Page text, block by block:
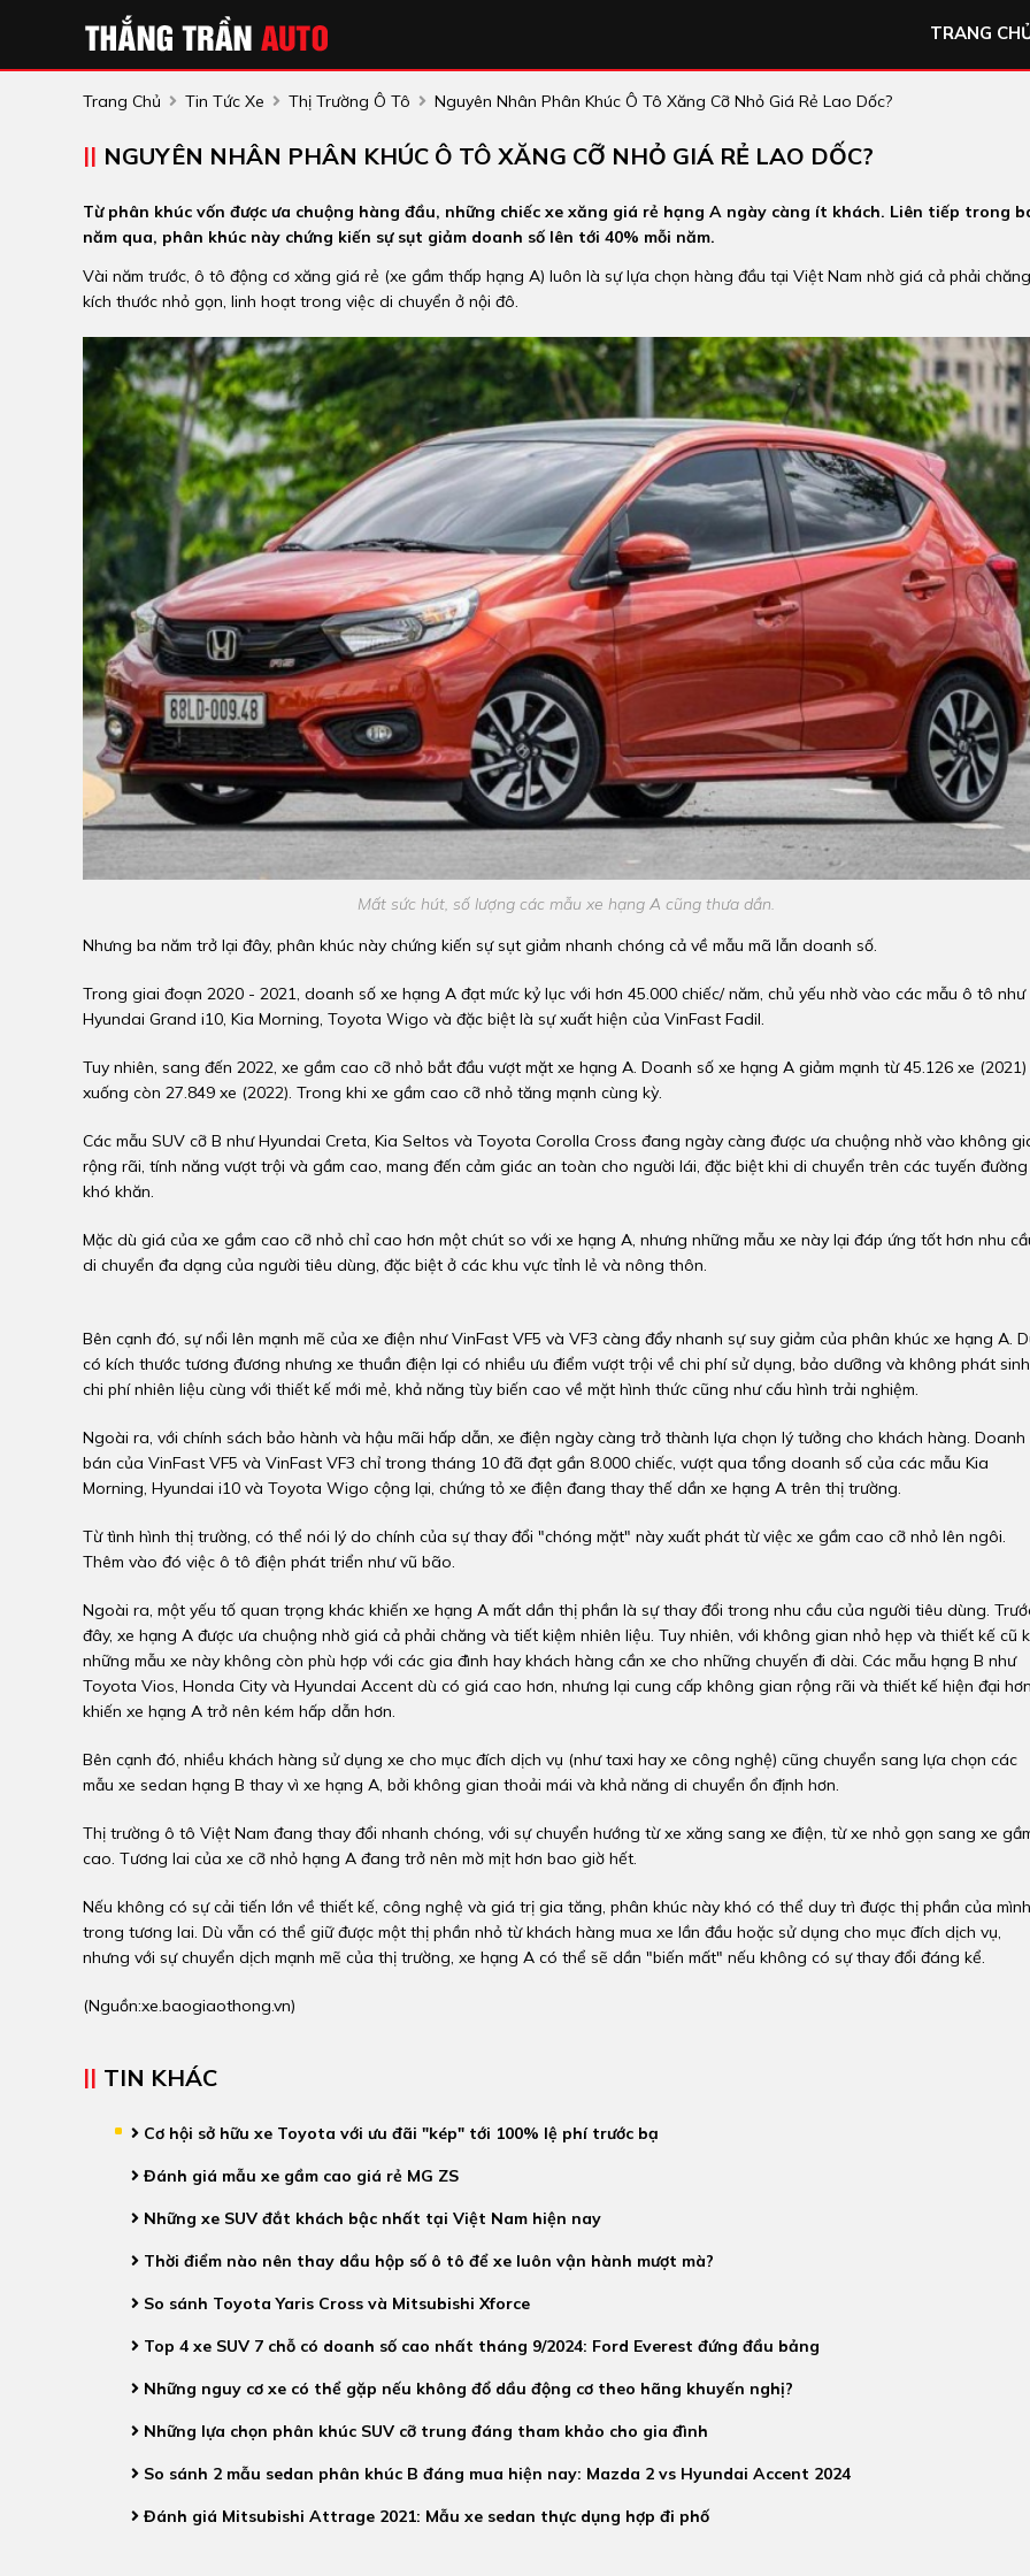
TRANG
Trang Chủ Tin Tức Xe Thị Trường Ô Tô Nguyên Nhân Phân Khúc Ô Tô Xăng Cỡ Nhỏ Giá Rẻ Lao Dốc?
NGUYÊN NHÂN PHÂN KHÚC Ô TÔ XĂNG CỠ NHỎ GIÁ RẺ LAO DỐC?
Từ phân khúc vốn được ưa chuộng hàng đầu, những chiếc xe xăng giá rẻ hạng A ngày càng ít khách. Liên tiếp trong
năm qua, phân khúc này chứng kiến sự sụt giảm doanh số lên tới 40% mỗi năm.
Vài năm trước, ô tô động cơ xăng giá rẻ (xe gầm thấp hạng A) luôn là sự lựa chọn hàng đầu tại Việt Nam nhờ giá cả phải
kích thước nhỏ gọn, linh hoạt trong việc di chuyển ở nội đô.
Mất sức hút, số lượng các mẫu xe hạng A cũng thưa dần.
Nhưng ba năm trở lại đây, phân khúc này chứng kiến sự sụt giảm nhanh chóng cả về mẫu mã lẫn doanh số.
Trong giai đoạn 2020 - 2021, doanh số xe hạng A đạt mức kỷ lục với hơn 45.000 chiếc/ năm, chủ yếu nhờ vào các mẫu ô tô như
Hyundai Grand i10, Kia Morning, Toyota Wigo và đặc biệt là sự xuất hiện của VinFast Fadil.
Tuy nhiên, sang đến 2022, xe gầm cao cỡ nhỏ bắt đầu vượt mặt xe hạng A. Doanh số xe hạng A giảm mạnh từ 45.126 xe (2021)
xuống còn 27.849 xe (2022). Trong khi xe gầm cao cỡ nhỏ tăng mạnh cùng kỳ.
Các mẫu SUV cỡ B như Hyundai Creta, Kia Seltos và Toyota Corolla Cross đang ngày càng được ưa chuộng nhờ vào không
rộng rãi, tính năng vượt trội và gầm cao, mang đến cảm giác an toàn cho người lái, đặc biệt khi di chuyển trên các tuyến đường
khó khăn.
Mặc dù giá của xe gầm cao cỡ nhỏ chỉ cao hơn một chút so với xe hạng A, nhưng những mẫu xe này lại đáp ứng tốt hơn nhu
di chuyển đa dạng của người tiêu dùng, đặc biệt ở các khu vực tỉnh lẻ và nông thôn.
Bên cạnh đó, sự nổi lên mạnh mẽ của xe điện như VinFast VF5 và VF3 càng đẩy nhanh sự suy giảm của phân khúc xe hạng A.
có kích thước tương đương nhưng xe thuần điện lại có nhiều ưu điểm vượt trội về chi phí sử dụng, bảo dưỡng và không phát sinh
chi phí nhiên liệu cùng với thiết kế mới mẻ, khả năng tùy biến cao về mặt hình thức cũng như cấu hình trải nghiệm.
Ngoài ra, với chính sách bảo hành và hậu mãi hấp dẫn, xe điện ngày càng trở thành lựa chọn lý tưởng cho khách hàng. Doanh
bán của VinFast VF5 và VinFast VF3 chỉ trong tháng 10 đã đạt gần 8.000 chiếc, vượt qua tổng doanh số của các mẫu Kia
Morning, Hyundai i10 và Toyota Wigo cộng lại, chứng tỏ xe điện đang thay thế dần xe hạng A trên thị trường.
Từ tình hình thị trường, có thể nói lý do chính của sự thay đổi "chóng mặt" này xuất phát từ việc xe gầm cao cỡ nhỏ lên ngôi.
Thêm vào đó việc ô tô điện phát triển như vũ bão.
Ngoài ra, một yếu tố quan trọng khác khiến xe hạng A mất dần thị phần là sự thay đổi trong nhu cầu của người tiêu dùng.
đây, xe hạng A được ưa chuộng nhờ giá cả phải chăng và tiết kiệm nhiên liệu. Tuy nhiên, với không gian nhỏ hẹp và thiết kế cũ
những mẫu xe này không còn phù hợp với các gia đình hay khách hàng cần xe cho những chuyến đi dài. Các mẫu hạng B như
Toyota Vios, Honda City và Hyundai Accent dù có giá cao hơn, nhưng lại cung cấp không gian rộng rãi và thiết kế hiện đại hơn,
khiến xe hạng A trở nên kém hấp dẫn hơn.
Bên cạnh đó, nhiều khách hàng sử dụng xe cho mục đích dịch vụ (như taxi hay xe công nghệ) cũng chuyển sang lựa chọn các
mẫu xe sedan hạng B thay vì xe hạng A, bởi không gian thoải mái và khả năng di chuyển ổn định hơn.
Thị trường ô tô Việt Nam đang thay đổi nhanh chóng, với sự chuyển hướng từ xe xăng sang xe điện, từ xe nhỏ gọn sang xe
cao. Tương lai của xe cỡ nhỏ hạng A đang trở nên mờ mịt hơn bao giờ hết.
Nếu không có sự cải tiến lớn về thiết kế, công nghệ và giá trị gia tăng, phân khúc này khó có thể duy trì được thị phần của mình
trong tương lai. Dù vẫn có thể giữ được một thị phần nhỏ từ khách hàng mua xe lần đầu hoặc sử dụng cho mục đích dịch vụ,
nhưng với sự chuyển dịch mạnh mẽ của thị trường, xe hạng A có thể sẽ dần "biến mất" nếu không có sự thay đổi đáng kể.
(Nguồn:xe.baogiaothong.vn)
TIN KHÁC
Cơ hội sở hữu xe Toyota với ưu đãi "kép" tới 100% lệ phí trước bạ
Đánh giá mẫu xe gầm cao giá rẻ MG ZS
Những xe SUV đắt khách bậc nhất tại Việt Nam hiện nay
Thời điểm nào nên thay dầu hộp số ô tô để xe luôn vận hành mượt mà?
So sánh Toyota Yaris Cross và Mitsubishi Xforce
Top 4 xe SUV 7 chỗ có doanh số cao nhất tháng 9/2024: Ford Everest đứng đầu bảng
Những nguy cơ xe có thể gặp nếu không đổ dầu động cơ theo hãng khuyến nghị?
Những lựa chọn phân khúc SUV cỡ trung đáng tham khảo cho gia đình
So sánh 2 mẫu sedan phân khúc B đáng mua hiện nay: Mazda 2 vs Hyundai Accent 2024
Đánh giá Mitsubishi Attrage 2021: Mẫu xe sedan thực dụng hợp đi phố